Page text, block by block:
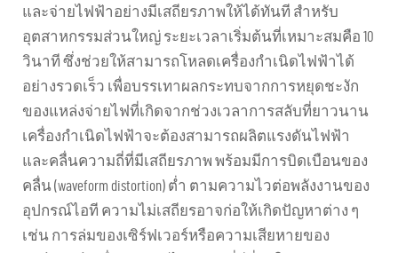
และจ่ายไฟฟ้าอย่างมีเสถียรภาพให้ได้ทันที สำหรับ
อุตสาหกรรมส่วนใหญ่ ระยะเวลาเริ่มต้นที่เหมาะสมคือ 10
วินาที ซึ่งช่วยให้สามารถโหลดเครื่องกำเนิดไฟฟ้าได้
อย่างรวดเร็ว เพื่อบรรเทาผลกระทบจากการหยุดชะงัก
ของแหล่งจ่ายไฟที่เกิดจากช่วงเวลาการสลับที่ยาวนาน
เครื่องกำเนิดไฟฟ้าจะต้องสามารถผลิตแรงดันไฟฟ้า
และคลื่นความถี่ที่มีเสถียรภาพ พร้อมมีการบิดเบือนของ
คลื่น (waveform distortion) ต่ำ ตามความไวต่อพลังงานของ
อุปกรณ์ไอที ความไม่เสถียรอาจก่อให้เกิดปัญหาต่าง ๆ
เช่น การล่มของเซิร์ฟเวอร์หรือความเสียหายของ